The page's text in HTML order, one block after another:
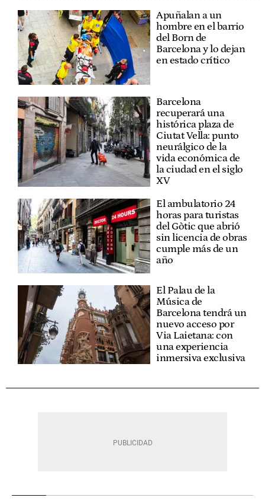
Apuñalan a un
hombre en el barrio
del Born de
Barcelona y lo dejan
en estado crítico
Barcelona
recuperará una
histórica plaza de
Ciutat Vella: punto
neurálgico de la
vida económica de
la ciudad en el siglo
XV
El ambulatorio 24
horas para turistas
del Gòtic que abrió
sin licencia de obras
cumple más de un
año
El Palau de la
Música de
Barcelona tendrá un
nuevo acceso por
Via Laietana: con
una experiencia
inmersiva exclusiva